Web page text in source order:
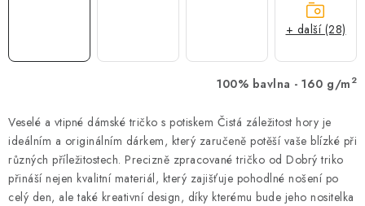
100% bavlna - 160 g/m 2
Veselé a vtipné dámské tričko s potiskem Čistá záležitost hory je
ideálním a originálním dárkem, který zaručeně potěší vaše blízké při
různých příležitostech. Precizně zpracované tričko od Dobrý triko
přináší nejen kvalitní materiál, který zajišťuje pohodlné nošení po
celý den, ale také kreativní design, díky kterému bude jeho nositelka
+ další (28)